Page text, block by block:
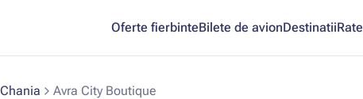
Oferte fierbinteBilete de avionDestinatiiRate
Chania Avra City Boutique